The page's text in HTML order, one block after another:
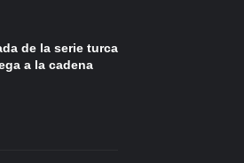
de la serie turca
a la cadena